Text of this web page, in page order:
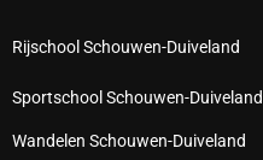
Rijschool Schouwen-Duiveland
Sportschool Schouwen-Duiveland
Wandelen Schouwen-Duiveland